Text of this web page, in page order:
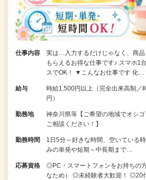
仕事内容
実は…入力するだけじゃなく、商
もらえるお得な仕事です♪ スマホ1
スでOK！ ▼こんなお仕事です 化…
給与
時給1,500円以上（完全出来高制／
円）
勤務地
神奈川県等【ご希望の地域でオシ
ご相談ください！】
勤務時間
1日5分～好きな時間、空いている
みの単発や短期～中長期まで…
応募資格
◎PC・スマートフォンをお持ちの
なため） ◎未経験者大歓迎！ ◎20